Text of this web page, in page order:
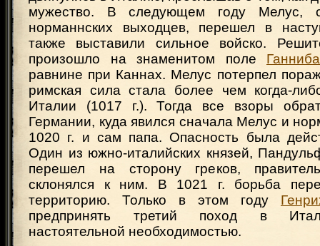
мужество. В следующем году Мелус,
норманнских выходцев, перешел в
также выставили сильное войско.
произошло на знаменитом поле
равнине при Каннах. Мелус потерпел
римская сила стала более чем когда-
Италии (1017 г.). Тогда все взоры
Германии, куда явился сначала Мелус и
1020 г. и сам папа. Опасность была
Один из южно-италийских князей,
перешел на сторону греков,
склонялся к ним. В 1021 г. борьба
территорию. Только в этом году
предпринять третий поход в
настоятельной необходимостью.